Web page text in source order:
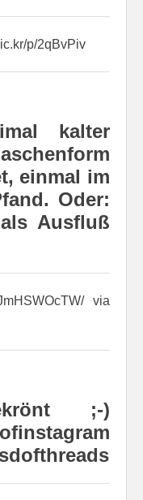
p/2qBvPiv
kalter
einmal im
Oder:
Ausfluß
via
;-)